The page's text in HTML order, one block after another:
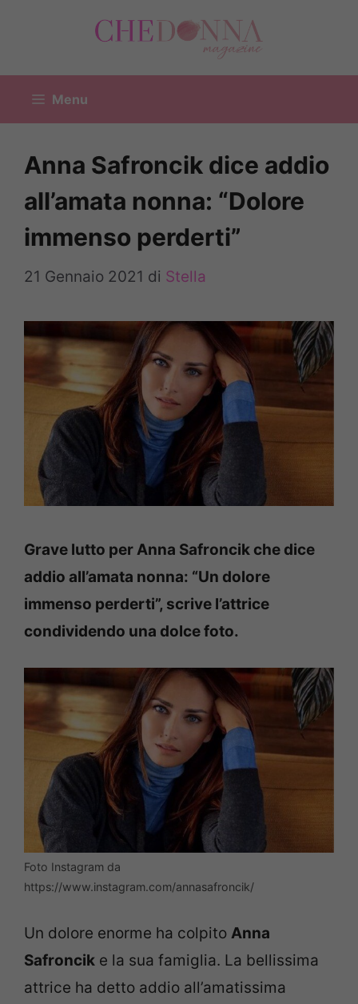
Menu
Anna Safroncik dice addio
all’amata nonna: “Dolore
immenso perderti”
21 Gennaio 2021 di Stella
Grave lutto per Anna Safroncik che dice
addio all’amata nonna: “Un dolore
immenso perderti”, scrive l’attrice
condividendo una dolce foto.
Foto Instagram da
https://www.instagram.com/annasafroncik/
Un dolore enorme ha colpito Anna
Safroncik e la sua famiglia. La bellissima
attrice ha detto addio all’amatissima